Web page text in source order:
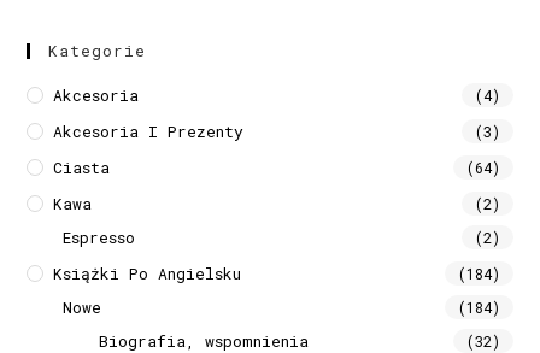
Kategorie
Akcesoria (4)
Akcesoria I Prezenty (3)
Ciasta (64)
Kawa (2)
Espresso (2)
Książki Po Angielsku (184)
Nowe (184)
Biografia, wspomnienia (32)